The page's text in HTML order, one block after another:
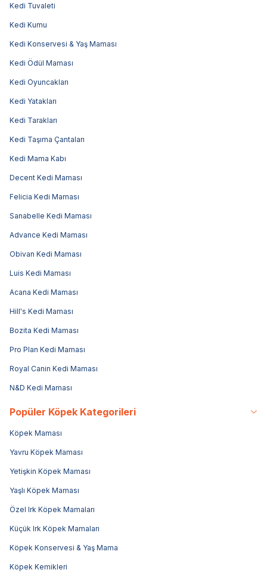
Kedi Tuvaleti
Kedi Kumu
Kedi Konservesi & Yaş Maması
Kedi Ödül Maması
Kedi Oyuncakları
Kedi Yatakları
Kedi Tarakları
Kedi Taşıma Çantaları
Kedi Mama Kabı
Decent Kedi Maması
Felicia Kedi Maması
Sanabelle Kedi Maması
Advance Kedi Maması
Obivan Kedi Maması
Luis Kedi Maması
Acana Kedi Maması
Hill's Kedi Maması
Bozita Kedi Maması
Pro Plan Kedi Maması
Royal Canin Kedi Maması
N&D Kedi Maması
Popüler Köpek Kategorileri
Köpek Maması
Yavru Köpek Maması
Yetişkin Köpek Maması
Yaşlı Köpek Maması
Özel Irk Köpek Mamaları
Küçük Irk Köpek Mamaları
Köpek Konservesi & Yaş Mama
Köpek Kemikleri